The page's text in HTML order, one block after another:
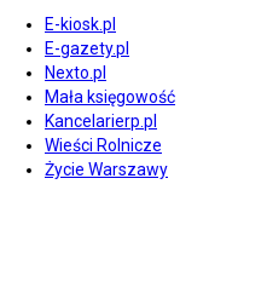
E-kiosk.pl
E-gazety.pl
Nexto.pl
Mała księgowość
Kancelarierp.pl
Wieści Rolnicze
Życie Warszawy